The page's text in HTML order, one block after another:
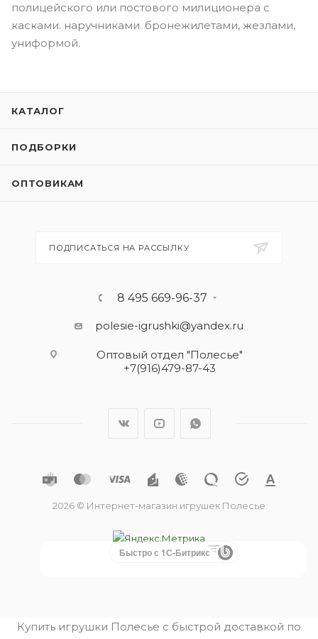
полицейского или постового милиционера с
касками. наручниками. бронежилетами, жезлами,
униформой.
КАТАЛОГ
ПОДБОРКИ
ОПТОВИКАМ
ПОДПИСАТЬСЯ НА РАССЫЛКУ
8 495 669-96-37
polesie-igrushki@yandex.ru
Оптовый отдел "Полесье"
+7(916)479-87-43
2026 © Интернет-магазин игрушек Полесье
Быстро с 1С-Битрикс
Купить игрушки Полесье с быстрой доставкой по